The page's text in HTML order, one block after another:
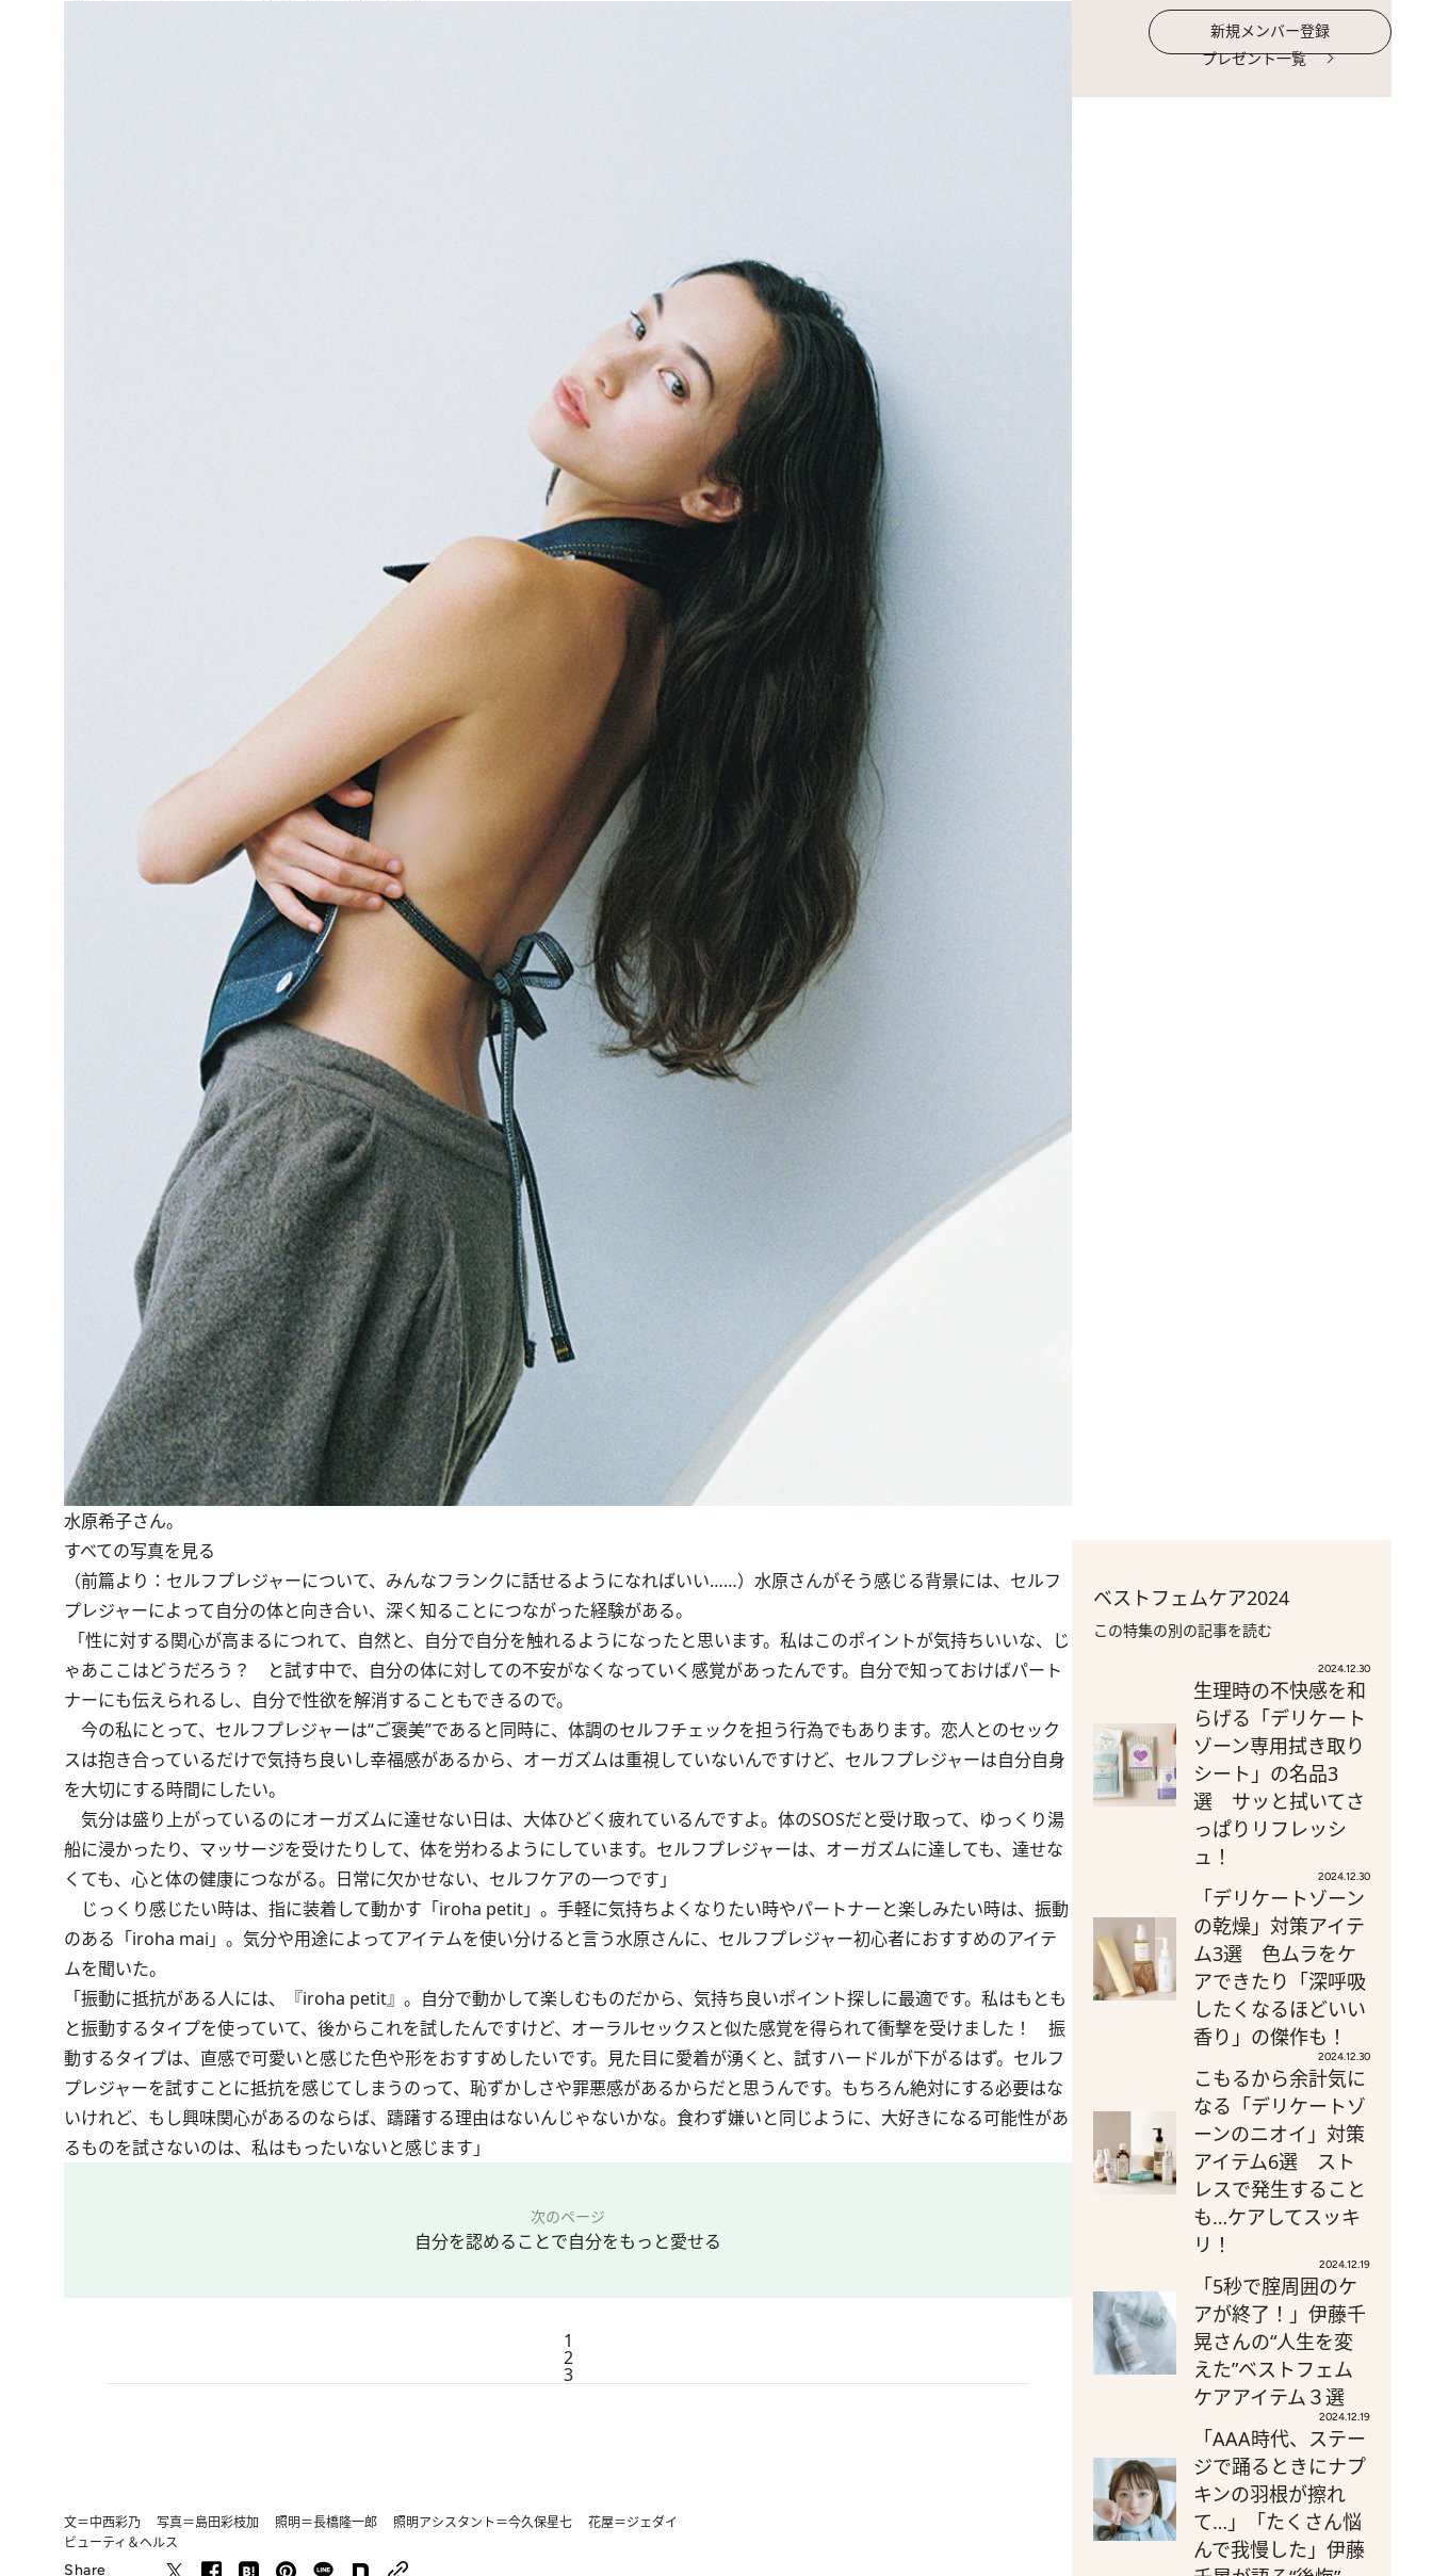
水原希子さん。
すべての写真を見る
（前篇より：セルフプレジャーについて、みんなフランクに話せるようになればいい……）水原さんがそう感じる背景には、セルフ
プレジャーによって自分の体と向き合い、深く知ることにつながった経験がある。
「性に対する関心が高まるにつれて、自然と、自分で自分を触れるようになったと思います。私はこのポイントが気持ちいいな、じ
ゃあここはどうだろう？ と試す中で、自分の体に対しての不安がなくなっていく感覚があったんです。自分で知っておけばパート
ナーにも伝えられるし、自分で性欲を解消することもできるので。
今の私にとって、セルフプレジャーは“ご褒美”であると同時に、体調のセルフチェックを担う行為でもあります。恋人とのセック
スは抱き合っているだけで気持ち良いし幸福感があるから、オーガズムは重視していないんですけど、 セルフプレジャーは自分自身
を大切にする時間にしたい。
気分は盛り上がっているのにオーガズムに達せない日は、大体ひどく疲れているんですよ。体のSOSだと受け取って、ゆっくり湯
船に浸かったり、マッサージを受けたりして、体を労わるようにしています。セルフプレジャーは、オーガズムに達しても、達せな
くても、心と体の健康につながる。日常に欠かせない、セルフケアの一つです」
じっくり感じたい時は、指に装着して動かす「iroha petit」。手軽に気持ちよくなりたい時やパートナーと楽しみたい時は、振動
のある「iroha mai」。気分や用途によってアイテムを使い分けると言う水原さんに、セルフプレジャー初心者におすすめのアイテ
ムを聞いた。
「振動に抵抗がある人には、『iroha petit』。自分で動かして楽しむものだから、気持ち良いポイント探しに最適です。私はもとも
と振動するタイプを使っていて、後からこれを試したんですけど、オーラルセックスと似た感覚を得られて衝撃を受けました！ 振
動するタイプは、直感で可愛いと感じた色や形をおすすめしたいです。見た目に愛着が湧くと、試すハードルが下がるはず。セルフ
プレジャーを試すことに抵抗を感じてしまうのって、恥ずかしさや罪悪感があるからだと思うんです。もちろん絶対にする必要はな
いけれど、もし興味関心があるのならば、躊躇する理由はないんじゃないかな。食わず嫌いと同じように、大好きになる可能性があ
るものを試さないのは、私はもったいないと感じます」
次のページ
自分を認めることで自分をもっと愛せる
1
2
3
文＝中西彩乃 写真＝島田彩枝加 照明＝長橋隆一郎 照明アシスタント＝今久保星七 花屋＝ジェダイ
ビューティ＆ヘルス
Share
新規メンバー登録
プレゼント一覧
ベストフェムケア2024
この特集の別の記事を読む
2024.12.30
生理時の不快感を和
らげる「デリケート
ゾーン専用拭き取り
シート」の名品3
選 サッと拭いてさ
っぱりリフレッシ
ュ！
2024.12.30
「デリケートゾーン
の乾燥」対策アイテ
ム3選 色ムラをケ
アできたり「深呼吸
したくなるほどいい
香り」の傑作も！
2024.12.30
こもるから余計気に
なる「デリケートゾ
ーンのニオイ」対策
アイテム6選 スト
レスで発生すること
も…ケアしてスッキ
リ！
2024.12.19
「5秒で腟周囲のケ
アが終了！」伊藤千
晃さんの“人生を変
えた”ベストフェム
ケアアイテム３選
2024.12.19
「AAA時代、ステー
ジで踊るときにナプ
キンの羽根が擦れ
て…」「たくさん悩
んで我慢した」伊藤